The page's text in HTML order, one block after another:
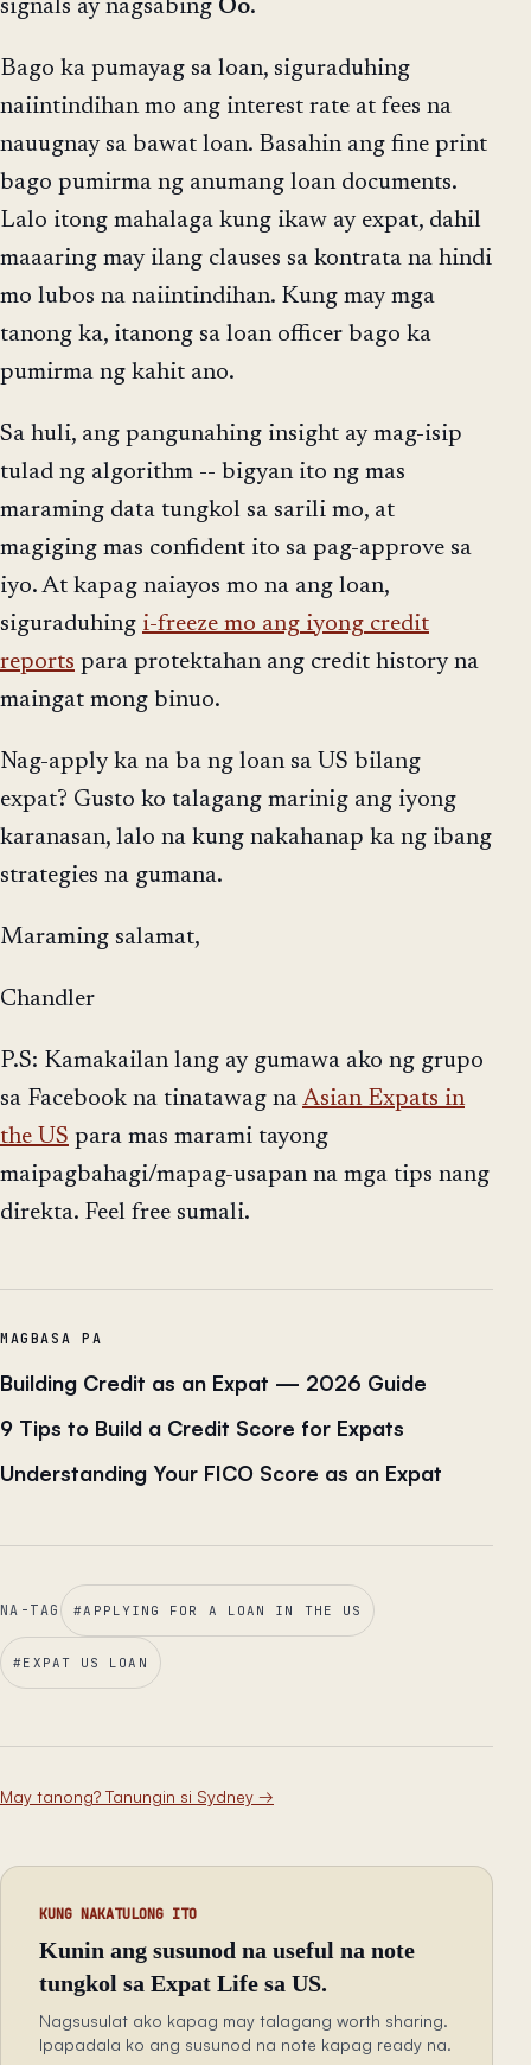
signals ay nagsabing Oo.
Bago ka pumayag sa loan, siguraduhing
naiintindihan mo ang interest rate at fees na
nauugnay sa bawat loan. Basahin ang fine print
bago pumirma ng anumang loan documents.
Lalo itong mahalaga kung ikaw ay expat, dahil
maaaring may ilang clauses sa kontrata na hindi
mo lubos na naiintindihan. Kung may mga
tanong ka, itanong sa loan officer bago ka
pumirma ng kahit ano.
Sa huli, ang pangunahing insight ay mag-isip
tulad ng algorithm -- bigyan ito ng mas
maraming data tungkol sa sarili mo, at
magiging mas confident ito sa pag-approve sa
iyo. At kapag naiayos mo na ang loan,
siguraduhing i-freeze mo ang iyong credit
reports para protektahan ang credit history na
maingat mong binuo.
Nag-apply ka na ba ng loan sa US bilang
expat? Gusto ko talagang marinig ang iyong
karanasan, lalo na kung nakahanap ka ng ibang
strategies na gumana.
Maraming salamat,
Chandler
P.S: Kamakailan lang ay gumawa ako ng grupo
sa Facebook na tinatawag na Asian Expats in
the US para mas marami tayong
maipagbahagi/mapag-usapan na mga tips nang
direkta. Feel free sumali.
MAGBASA PA
Building Credit as an Expat — 2026 Guide
9 Tips to Build a Credit Score for Expats
Understanding Your FICO Score as an Expat
NA-TAG #APPLYING FOR A LOAN IN THE US
#EXPAT US LOAN
May tanong? Tanungin si Sydney →
KUNG NAKATULONG ITO
Kunin ang susunod na useful na note
tungkol sa Expat Life sa US.
Nagsusulat ako kapag may talagang worth sharing.
Ipapadala ko ang susunod na note kapag ready na.